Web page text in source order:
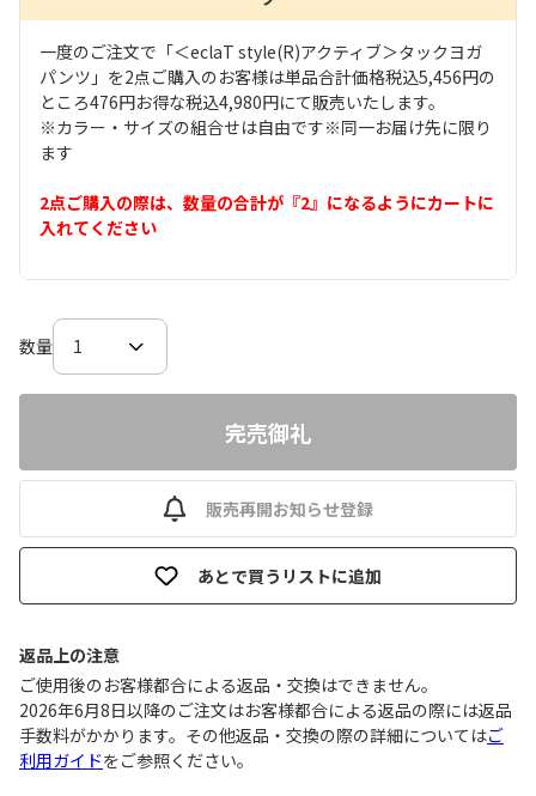
一度のご注文で「＜eclaT style(R)アクティブ＞タックヨガ
パンツ」を2点ご購入のお客様は単品合計価格税込5,456円の
ところ476円お得な税込4,980円にて販売いたします。
※カラー・サイズの組合せは自由です※同一お届け先に限り
ます
2点ご購入の際は、数量の合計が『2』になるようにカートに
入れてください
数量
完売御礼
販売再開お知らせ登録
あとで買うリストに追加
返品上の注意
ご使用後のお客様都合による返品・交換はできません｡
2026年6月8日以降のご注文はお客様都合による返品の際には返品
手数料がかかります。その他返品・交換の際の詳細についてはご
利用ガイドをご参照ください。